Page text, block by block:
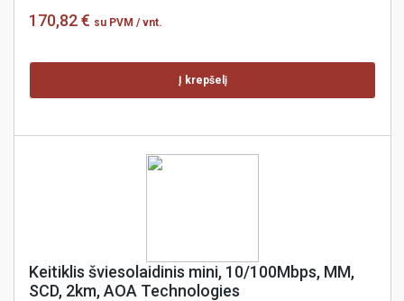
170,82 € su PVM / vnt.
Į krepšelį
Keitiklis šviesolaidinis mini, 10/100Mbps, MM,
SCD, 2km, AOA Technologies